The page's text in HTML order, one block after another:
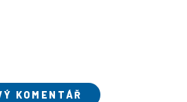
KOMENTÁŘ